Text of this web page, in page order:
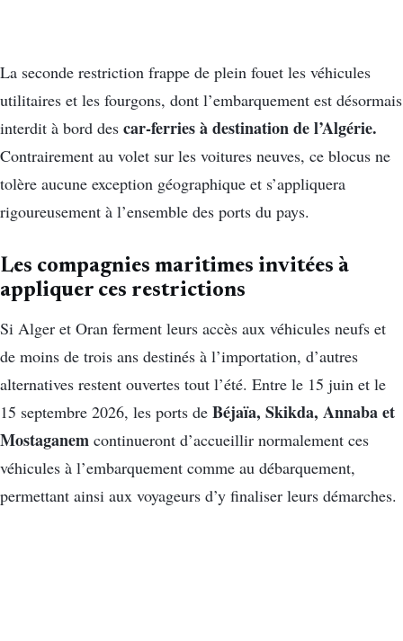
La seconde restriction frappe de plein fouet les véhicules
utilitaires et les fourgons, dont l’embarquement est désormais
interdit à bord des car-ferries à destination de l’Algérie.
Contrairement au volet sur les voitures neuves, ce blocus ne
tolère aucune exception géographique et s’appliquera
rigoureusement à l’ensemble des ports du pays.
Les compagnies maritimes invitées à
appliquer ces restrictions
Si Alger et Oran ferment leurs accès aux véhicules neufs et
de moins de trois ans destinés à l’importation, d’autres
alternatives restent ouvertes tout l’été. Entre le 15 juin et le
15 septembre 2026, les ports de Béjaïa, Skikda, Annaba et
Mostaganem continueront d’accueillir normalement ces
véhicules à l’embarquement comme au débarquement,
permettant ainsi aux voyageurs d’y finaliser leurs démarches.